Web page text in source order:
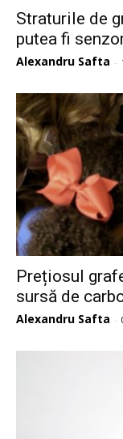
Straturile de
putea fi
Alexandru Safta -
Prețiosul
sursă de
Alexandru Safta -